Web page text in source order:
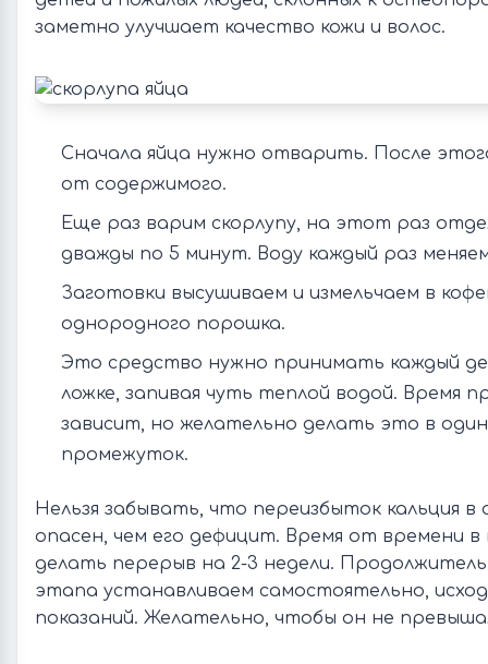
заметно улучшает качество кожи и волос.
Сначала яйца нужно отварить. После
от содержимого.
Еще раз варим скорлупу, на этот раз
дважды по 5 минут. Воду каждый раз
Заготовки высушиваем и измельчаем в
однородного порошка.
Это средство нужно принимать каждый
ложке, запивая чуть теплой водой. Время
зависит, но желательно делать это в
промежуток.
Нельзя забывать, что переизбыток кальция в
опасен, чем его дефицит. Время от времени
делать перерыв на 2-3 недели.
этапа устанавливаем самостоятельно,
показаний. Желательно, чтобы он не